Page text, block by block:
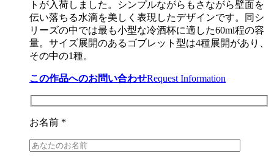
トが入荷しました。シンプルながらもさながら壁面を
伝い落ちる水滴を美しく表現したデザインです。同シ
リーズの中では最も小型な冷酒杯に適した60ml程の容
量。サイズ展開のあるゴブレット型は4種展開があり、
その中の1種。
この作品へのお問い合わせRequest Information
お名前 *